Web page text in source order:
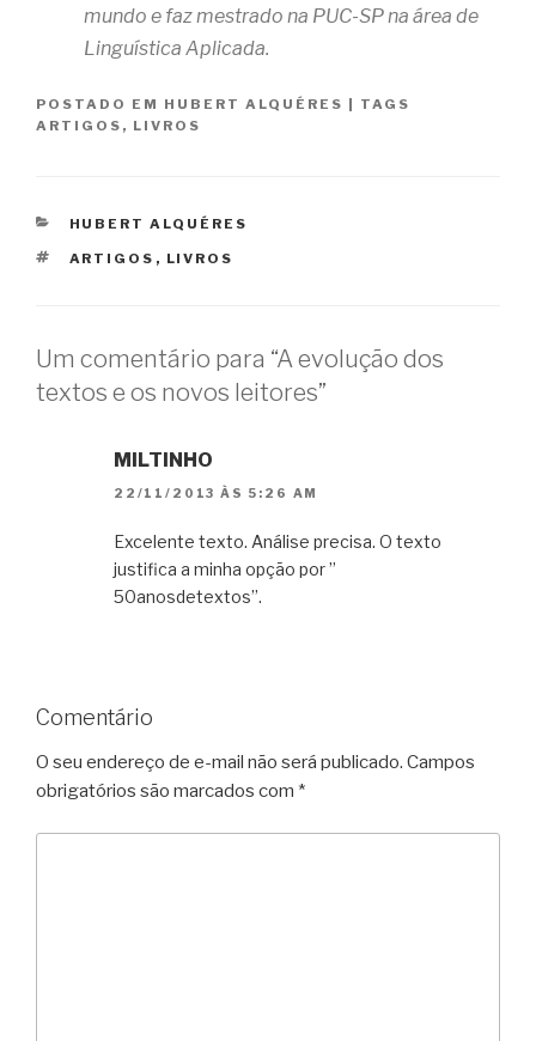
mundo e faz mestrado na PUC-SP na área de
Linguística Aplicada.
POSTADO EM HUBERT ALQUÉRES | TAGS
ARTIGOS , LIVROS
CATEGORIAS
HUBERT ALQUÉRES
TAGS
ARTIGOS , LIVROS
Um comentário para “A evolução dos
textos e os novos leitores”
MILTINHO
22/11/2013 ÀS 5:26 AM
Excelente texto. Análise precisa. O texto
justifica a minha opção por ”
50anosdetextos”.
Comentário
O seu endereço de e-mail não será publicado. Campos
obrigatórios são marcados com *